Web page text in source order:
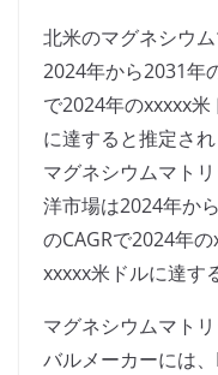
北米のマグネシウ
2024年から2031年
で2024年のxxxxx
に達すると推定され
マグネシウムマト
洋市場は2024年か
のCAGRで2024年
xxxxx米ドルに達す
マグネシウムマト
バルメーカーには